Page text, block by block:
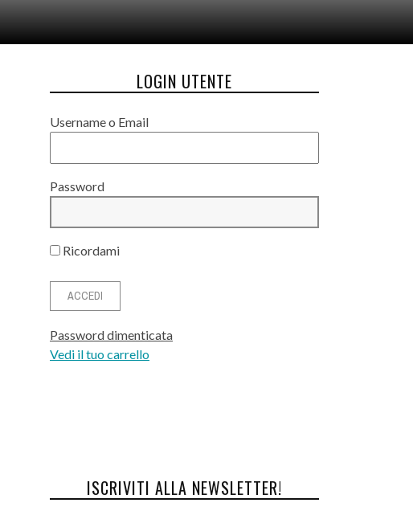
LOGIN UTENTE
Username o Email
Password
Ricordami
Password dimenticata
Vedi il tuo carrello
ISCRIVITI ALLA NEWSLETTER!